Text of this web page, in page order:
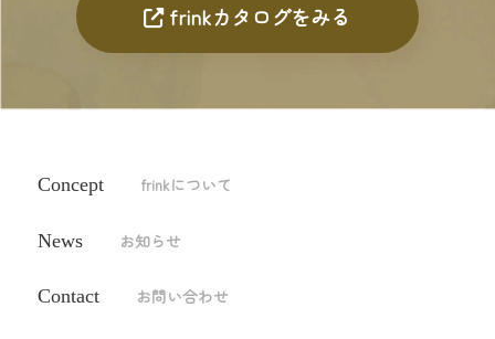
frinkカタログをみる
Concept frinkについて
News お知らせ
Contact お問い合わせ